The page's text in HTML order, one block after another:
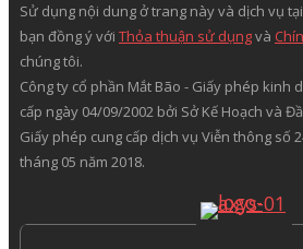
Sử dụng nội dung ở trang này và dịch vụ
bạn đồng ý với Thỏa thuận sử dụngvà
chúng tôi.
Công ty cổ phần Mắt Bão - Giấy phép kinh
cấp ngày 04/09/2002 bởi Sở Kế Hoạch và
Giấy phép cung cấp dịch vụ Viễn thông số
tháng 05 năm 2018.